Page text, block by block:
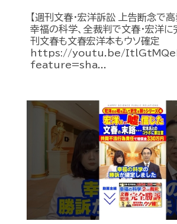
【週刊文春・宏洋訴訟 上告断念で高
幸福の科学、全裁判で文春・宏洋
刊文春も文春宏洋本もウソ確定
https://youtu.be/
feature=sha...